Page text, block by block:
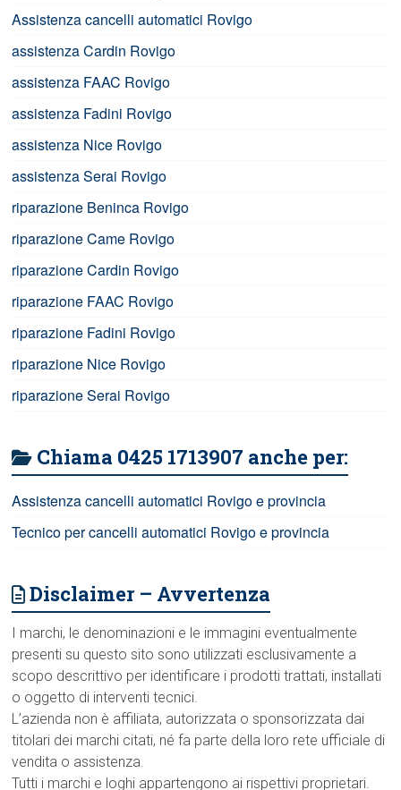
Assistenza cancelli automatici Rovigo
assistenza Cardin Rovigo
assistenza FAAC Rovigo
assistenza Fadini Rovigo
assistenza Nice Rovigo
assistenza Serai Rovigo
riparazione Beninca Rovigo
riparazione Came Rovigo
riparazione Cardin Rovigo
riparazione FAAC Rovigo
riparazione Fadini Rovigo
riparazione Nice Rovigo
riparazione Serai Rovigo
Chiama 0425 1713907 anche per:
Assistenza cancelli automatici Rovigo e provincia
Tecnico per cancelli automatici Rovigo e provincia
Disclaimer – Avvertenza
I marchi, le denominazioni e le immagini eventualmente
presenti su questo sito sono utilizzati esclusivamente a
scopo descrittivo per identificare i prodotti trattati, installati
o oggetto di interventi tecnici.
L’azienda non è affiliata, autorizzata o sponsorizzata dai
titolari dei marchi citati, né fa parte della loro rete ufficiale di
vendita o assistenza.
Tutti i marchi e loghi appartengono ai rispettivi proprietari.